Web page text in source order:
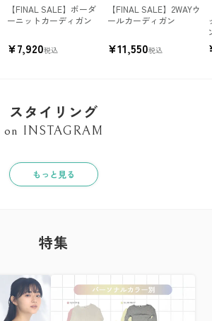
【FINAL SALE】ボーダ
ーニットカーディガン
¥7,920税込
【FINAL SALE】2WAYウ
ールカーディガン
¥11,550税込
スタイリング
on INSTAGRAM
もっと見る
特集